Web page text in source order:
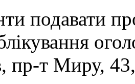
подавати
пр-т Миру,